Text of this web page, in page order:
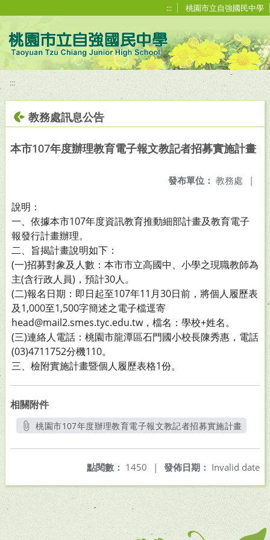
::: 桃園市立自強國民中學
:::
教務處訊息公告
本市107年度辦理教育電子報文教記者招募實施計畫
發布單位： 教務處 |
說明：
一、依據本市107年度資訊教育推動細部計畫及教育電子
報發行計畫辦理。
二、旨揭計畫說明如下：
(一)招募對象及人數：本市市立高國中、小學之現職教師為
主(含行政人員)，預計30人。
(二)報名日期：即日起至107年11月30日前，將個人履歷表
及1,000至1,500字簡述之電子檔逕寄
head@mail2.smes.tyc.edu.tw，檔名：學校+姓名。
(三)連絡人電話：桃園市龍潭區石門國小校長陳秀惠，電話
(03)4711752分機110。
三、檢附實施計畫暨個人履歷表格1份。
相關附件
桃園市107年度辦理教育電子報文教記者招募實施計畫
發佈日期： Invalid date
點閱數： 1450 |